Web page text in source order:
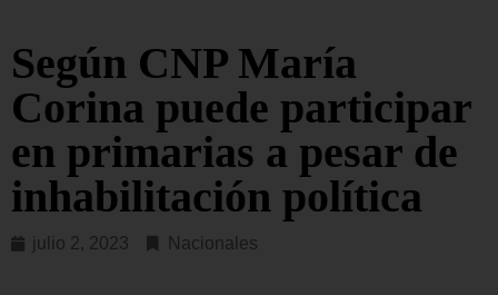
Según CNP María
Corina puede participar
en primarias a pesar de
inhabilitación política
julio 2, 2023 Nacionales